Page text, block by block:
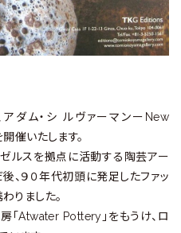
アダム・シ ルヴァーマンーNew
いたします。
ゼルスを拠点に活動する陶芸アー
、９０年代初頭に発足したファッ
りました。
「Atwater Pottery」をもうけ、ロ